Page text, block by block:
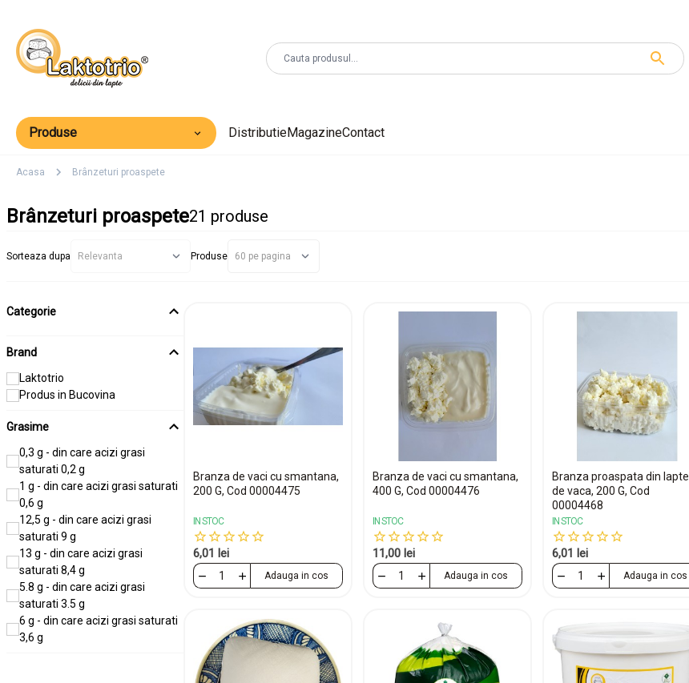
Produse DistributieMagazineContact
Acasa Brânzeturi proaspete
Brânzeturi proaspete21 produse
Sorteaza dupa Produse
Categorie
Brand
Laktotrio
Produs in Bucovina
Grasime
0,3 g - din care acizi grasi
saturati 0,2 g
1 g - din care acizi grasi saturati
0,6 g
12,5 g - din care acizi grasi
saturati 9 g
13 g - din care acizi grasi
saturati 8,4 g
5.8 g - din care acizi grasi
saturati 3.5 g
6 g - din care acizi grasi saturati
3,6 g
Branza de vaci cu smantana,
200 G, Cod 00004475
IN STOC
6,01 lei
Adauga in cos
Branza de vaci cu smantana,
400 G, Cod 00004476
IN STOC
11,00 lei
Adauga in cos
Branza proaspata din lapte
de vaca, 200 G, Cod
00004468
IN STOC
6,01 lei
Adauga in cos